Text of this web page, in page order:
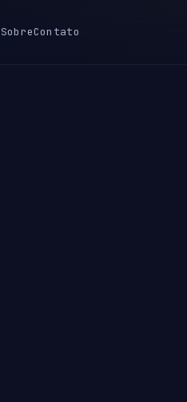
SobreContato